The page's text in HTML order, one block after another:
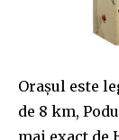
Orașul este
de 8 km,
mai exact de